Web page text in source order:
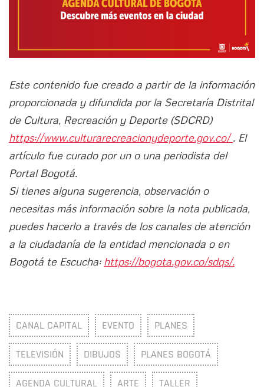
Este contenido fue creado a partir de la información
proporcionada y difundida por la Secretaría Distrital
de Cultura, Recreación y Deporte (SDCRD)
https://www.culturarecreacionydeporte.gov.co/. El
artículo fue curado por un o una periodista del
Portal Bogotá.
Si tienes alguna sugerencia, observación o
necesitas más información sobre la nota publicada,
puedes hacerlo a través de los canales de atención
a la ciudadanía de la entidad mencionada o en
Bogotá te Escucha: https://bogota.gov.co/sdqs/.
CANAL CAPITAL EVENTO PLANES
TELEVISIÓN DIBUJOS PLANES BOGOTÁ
AGENDA CULTURAL ARTE TALLER